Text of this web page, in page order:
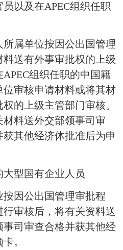
以及在APEC组织任职
属单位按因公出国管理
送有外事审批权的上级
组织任职的中国籍
审核申请材料或将其材
的上级主管部门审核。
料送外交部领事司审
其他经济体批准后为申
型国有企业人员
因公出国管理审批程
审核后，将有关资料送
司审查合格并获其他经
。